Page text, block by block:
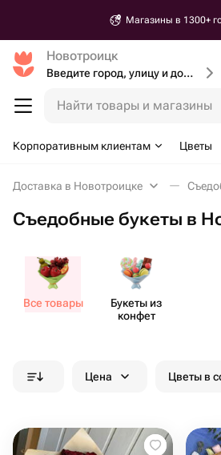
Магазины в 1300+
Новотроицк
Введите город, улицу и дом доставки
Найти товары и магазины
Корпоративным клиентам Цветы
Доставка в Новотроицке
Съедобные букеты в
Все товары
Букеты из
конфет
Цена Цветы в